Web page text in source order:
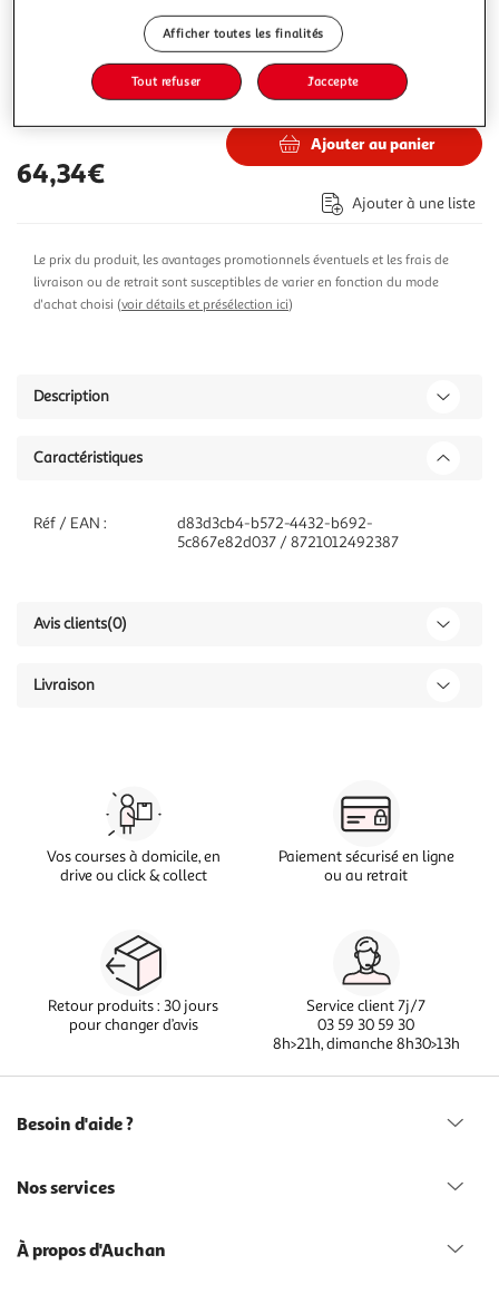
Livraison dès 1/2 semaines
Livraison offerte
Plus d'options
Vendu parASD
64,34€
Ajouter au panier
Ajouter à une liste
Le prix du produit, les avantages promotionnels éventuels et les frais de
livraison ou de retrait sont susceptibles de varier en fonction du mode
d'achat choisi (voir détails et présélection ici)
Description
Caractéristiques
Réf / EAN :
d83d3cb4-b572-4432-b692-
5c867e82d037 / 8721012492387
Avis clients(0)
Livraison
Vos courses à domicile, en
drive ou click & collect
Paiement sécurisé en ligne
ou au retrait
Retour produits : 30 jours
pour changer d’avis
Service client 7j/7
03 59 30 59 30
8h>21h, dimanche 8h30>13h
Besoin d'aide ?
Nos services
À propos d'Auchan
Afficher toutes les finalités
Tout refuser J'accepte